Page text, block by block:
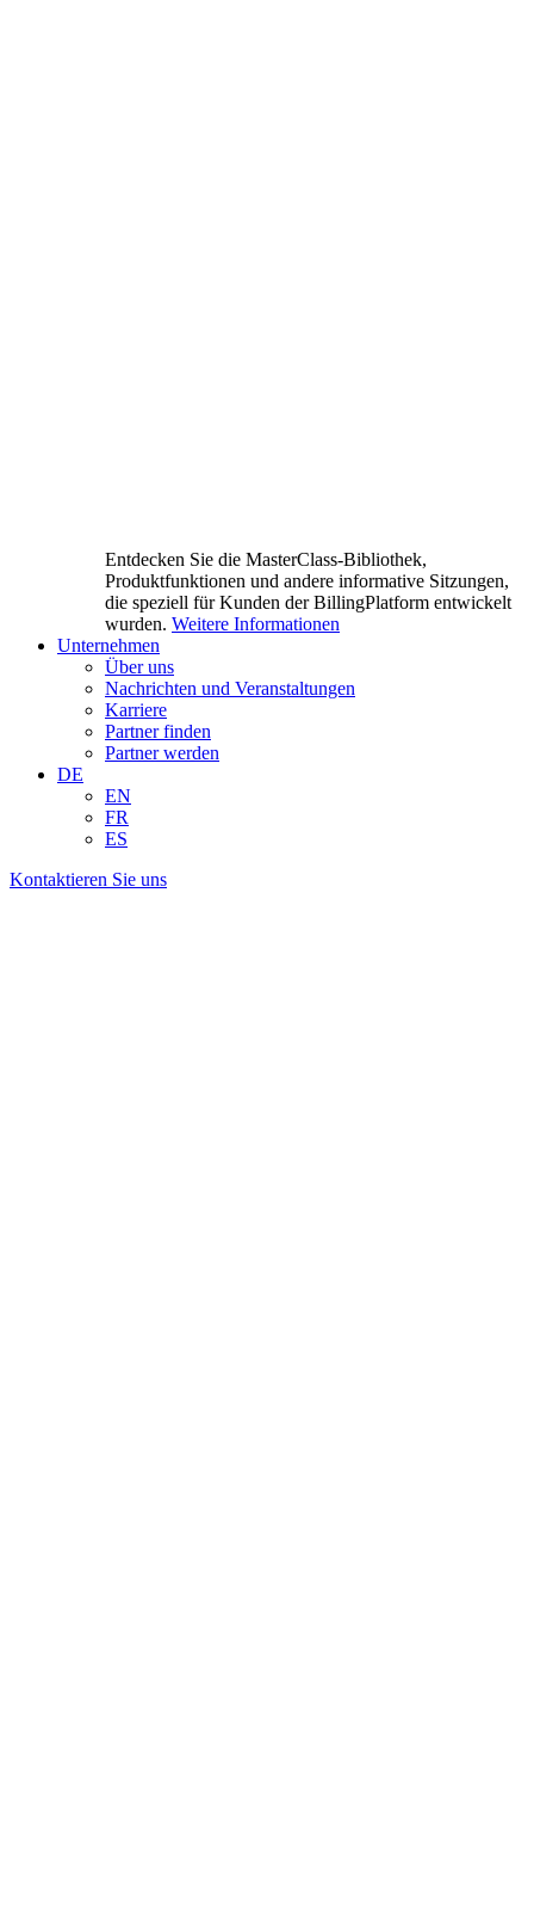
Entdecken Sie die MasterClass-Bibliothek,
Produktfunktionen und andere informative Sitzungen,
die speziell für Kunden der BillingPlatform entwickelt
wurden. Weitere Informationen
Unternehmen
Über uns
Nachrichten und Veranstaltungen
Karriere
Partner finden
Partner werden
DE
EN
FR
ES
Kontaktieren Sie uns